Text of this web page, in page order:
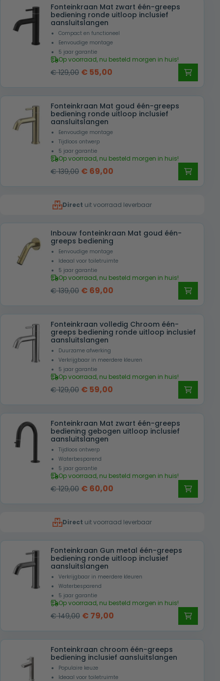
€ 139,00. € 89,00.
Fonteinkraan Mat zwart één-greeps
bediening ronde uitloop inclusief
aansluitslangen
Compact en functioneel
Eenvoudige montage
5 jaar garantie
Op voorraad, nu besteld morgen in huis!
€129,00 Oorspronkelijke
was:
€ 129,00.
€ 55,00
is:
€ 55,00.
Fonteinkraan Mat goud één-greeps
bediening ronde uitloop inclusief
aansluitslangen
Eenvoudige montage
Tijdloos ontwerp
5 jaar garantie
Op voorraad, nu besteld morgen in huis!
€139,00 Oorspronkelijke
€ 139,00.
€ 69,00
€ 69,00.
Direct uit voorraad leverbaar
Inbouw fonteinkraan Mat goud één-
greeps bediening
Eenvoudige montage
Ideaal voor toiletruimte
5 jaar garantie
Op voorraad, nu besteld morgen in huis!
€139,00 Oorspronkelijke
was:
€ 139,00.
€ 69,00
is:
€ 69,00.
Fonteinkraan volledig Chroom één-
greeps bediening ronde uitloop inclusief
aansluitslangen
Duurzame afwerking
Verkrijgbaar in meerdere kleuren
5 jaar garantie
Op voorraad, nu besteld morgen in huis!
€129,00 Oorspronkelijke
was:
€ 129,00.
€ 59,00
is:
€ 59,00.
Fonteinkraan Mat zwart één-greeps
bediening gebogen uitloop inclusief
aansluitslangen
Tijdloos ontwerp
Waterbesparend
5 jaar garantie
Op voorraad, nu besteld morgen in huis!
€129,00 Oorspronkelijke
€ 129,00.
€ 60,00
€ 60,00.
Direct uit voorraad leverbaar
Fonteinkraan Gun metal één-greeps
bediening ronde uitloop inclusief
aansluitslangen
Verkrijgbaar in meerdere kleuren
Waterbesparend
5 jaar garantie
Op voorraad, nu besteld morgen in huis!
€149,00 Oorspronkelijke
was:
€ 149,00.
€ 79,00
is:
€ 79,00.
Fonteinkraan chroom één-greeps
bediening inclusief aansluitslangen
Populaire keuze
Ideaal voor toiletruimte